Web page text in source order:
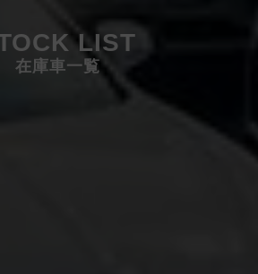
LIST
在庫車一覧